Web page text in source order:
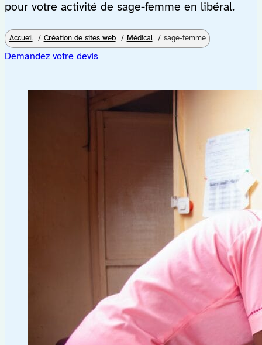
pour votre activité de sage-femme en libéral.
Accueil Création de sites web Médical sage-femme
Demandez votre devis